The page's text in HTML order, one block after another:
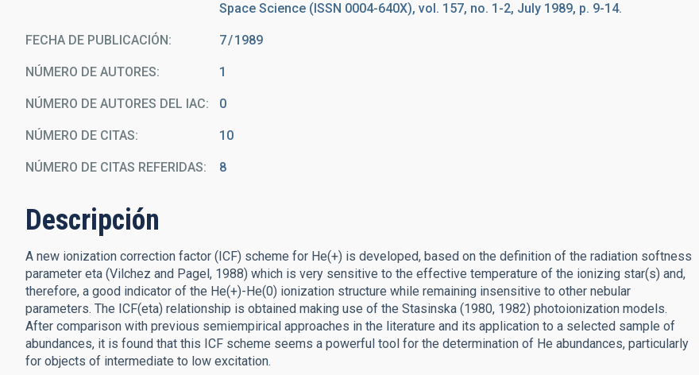
Space Science (ISSN 0004-640X), vol. 157, no. 1-2, July 1989, p. 9-14.
FECHA DE PUBLICACIÓN: 7 1989
NÚMERO DE AUTORES 1
NÚMERO DE AUTORES DEL IAC 0
NÚMERO DE CITAS 10
NÚMERO DE CITAS REFERIDAS 8
Descripción
A new ionization correction factor (ICF) scheme for He(+) is developed, based on the definition of the radiation softness
parameter eta (Vilchez and Pagel, 1988) which is very sensitive to the effective temperature of the ionizing star(s) and,
therefore, a good indicator of the He(+)-He(0) ionization structure while remaining insensitive to other nebular
parameters. The ICF(eta) relationship is obtained making use of the Stasinska (1980, 1982) photoionization models.
After comparison with previous semiempirical approaches in the literature and its application to a selected sample of
abundances, it is found that this ICF scheme seems a powerful tool for the determination of He abundances, particularly
for objects of intermediate to low excitation.